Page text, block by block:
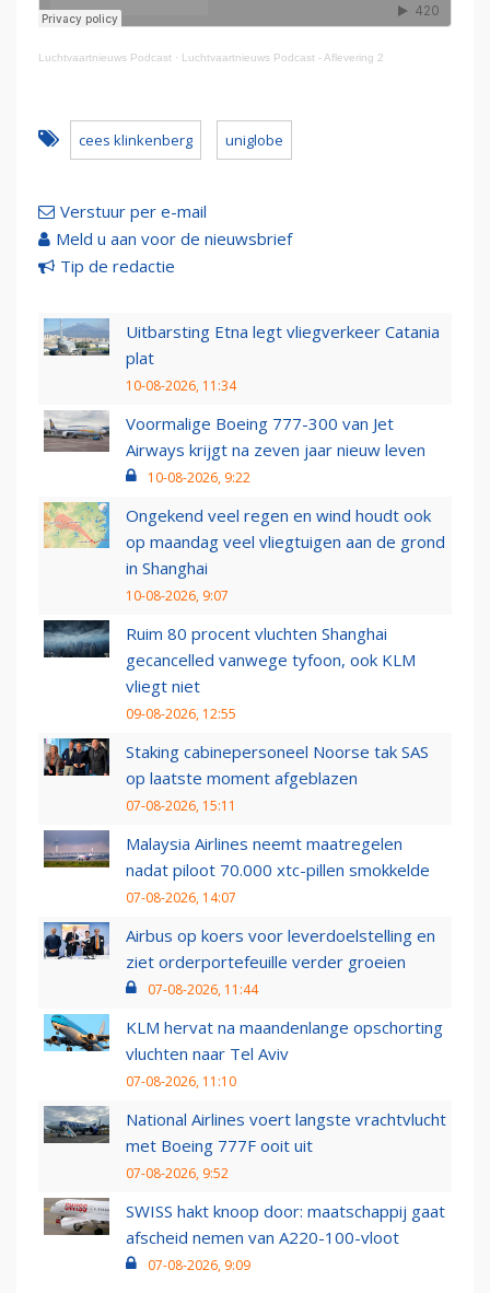
Luchtvaartnieuws Podcast · Luchtvaartnieuws Podcast - Aflevering 2
cees klinkenberg uniglobe
Verstuur per e-mail
Meld u aan voor de nieuwsbrief
Tip de redactie
Uitbarsting Etna legt vliegverkeer Catania
plat
10-08-2026, 11:34
Voormalige Boeing 777-300 van Jet
Airways krijgt na zeven jaar nieuw leven
10-08-2026, 9:22
Ongekend veel regen en wind houdt ook
op maandag veel vliegtuigen aan de grond
in Shanghai
10-08-2026, 9:07
Ruim 80 procent vluchten Shanghai
gecancelled vanwege tyfoon, ook KLM
vliegt niet
09-08-2026, 12:55
Staking cabinepersoneel Noorse tak SAS
op laatste moment afgeblazen
07-08-2026, 15:11
Malaysia Airlines neemt maatregelen
nadat piloot 70.000 xtc-pillen smokkelde
07-08-2026, 14:07
Airbus op koers voor leverdoelstelling en
ziet orderportefeuille verder groeien
07-08-2026, 11:44
KLM hervat na maandenlange opschorting
vluchten naar Tel Aviv
07-08-2026, 11:10
National Airlines voert langste vrachtvlucht
met Boeing 777F ooit uit
07-08-2026, 9:52
SWISS hakt knoop door: maatschappij gaat
afscheid nemen van A220-100-vloot
07-08-2026, 9:09